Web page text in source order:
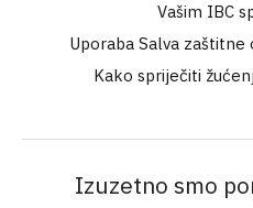
Vašim IBC
Uporaba Salva
Kako spriječiti
Izuzetno smo